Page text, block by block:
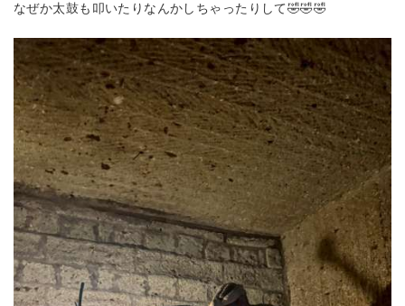
なぜか太鼓も叩いたりなんかしちゃったりして🤣🤣🤣